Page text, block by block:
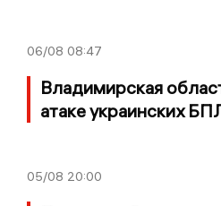
06/08 08:47
Владимирская
атаке украинских
05/08 20:00